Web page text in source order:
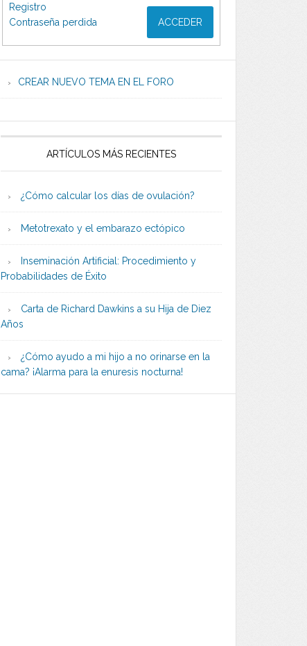
ACCEDER
Registro
Contraseña perdida
CREAR NUEVO TEMA EN EL FORO
ARTÍCULOS MÁS RECIENTES
¿Cómo calcular los días de ovulación?
Metotrexato y el embarazo ectópico
Inseminación Artificial: Procedimiento y
Probabilidades de Éxito
Carta de Richard Dawkins a su Hija de Diez
Años
¿Cómo ayudo a mi hijo a no orinarse en la
cama? ¡Alarma para la enuresis nocturna!